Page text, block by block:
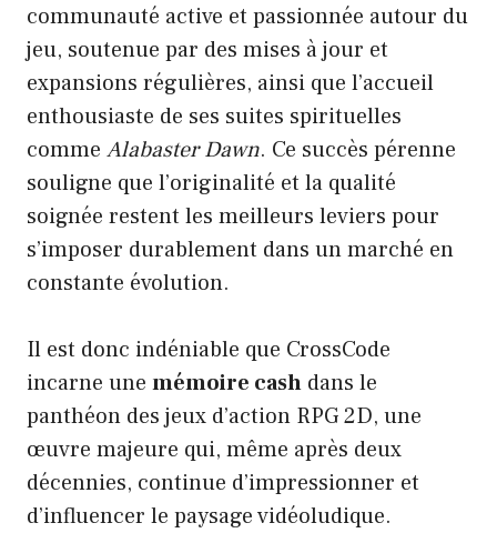
communauté active et passionnée autour du
jeu, soutenue par des mises à jour et
expansions régulières, ainsi que l’accueil
enthousiaste de ses suites spirituelles
comme Alabaster Dawn. Ce succès pérenne
souligne que l’originalité et la qualité
soignée restent les meilleurs leviers pour
s’imposer durablement dans un marché en
constante évolution.
Il est donc indéniable que CrossCode
incarne une mémoire cash dans le
panthéon des jeux d’action RPG 2D, une
œuvre majeure qui, même après deux
décennies, continue d’impressionner et
d’influencer le paysage vidéoludique.